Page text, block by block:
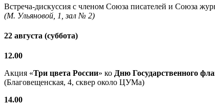
Встреча-дискуссия с членом Союза писателей и Союза
(М. Ульяновой, 1, зал № 2)
22 августа (суббота)
12.00
Акция «Три цвета России» ко Дню Государственного
(Благовещенская, 4, сквер около ЦУМа)
14.00